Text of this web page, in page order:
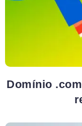
Domínio